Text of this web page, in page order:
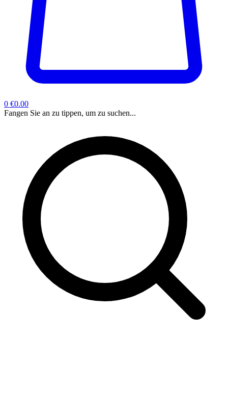
0 €0.00
Fangen Sie an zu tippen, um zu suchen...